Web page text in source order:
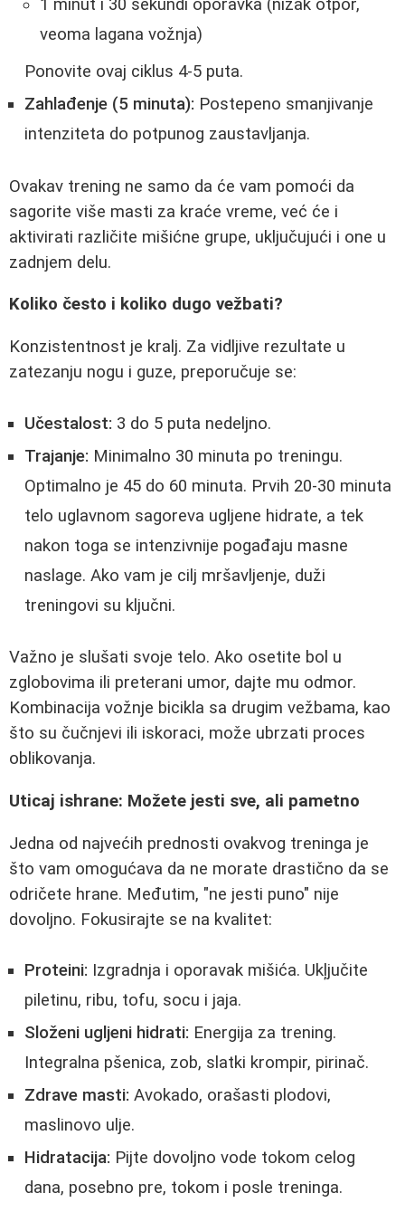
1 minut i 30 sekundi oporavka (nizak otpor,
veoma lagana vožnja)
Ponovite ovaj ciklus 4-5 puta.
Zahlađenje (5 minuta): Postepeno smanjivanje
intenziteta do potpunog zaustavljanja.
Ovakav trening ne samo da će vam pomoći da
sagorite više masti za kraće vreme, već će i
aktivirati različite mišićne grupe, uključujući i one u
zadnjem delu.
Koliko često i koliko dugo vežbati?
Konzistentnost je kralj. Za vidljive rezultate u
zatezanju nogu i guze, preporučuje se:
Učestalost: 3 do 5 puta nedeljno.
Trajanje: Minimalno 30 minuta po treningu.
Optimalno je 45 do 60 minuta. Prvih 20-30 minuta
telo uglavnom sagoreva ugljene hidrate, a tek
nakon toga se intenzivnije pogađaju masne
naslage. Ako vam je cilj mršavljenje, duži
treningovi su ključni.
Važno je slušati svoje telo. Ako osetite bol u
zglobovima ili preterani umor, dajte mu odmor.
Kombinacija vožnje bicikla sa drugim vežbama, kao
što su čučnjevi ili iskoraci, može ubrzati proces
oblikovanja.
Uticaj ishrane: Možete jesti sve, ali pametno
Jedna od najvećih prednosti ovakvog treninga je
što vam omogućava da ne morate drastično da se
odričete hrane. Međutim, "ne jesti puno" nije
dovoljno. Fokusirajte se na kvalitet:
Proteini: Izgradnja i oporavak mišića. Ukļjučite
piletinu, ribu, tofu, socu i jaja.
Složeni ugljeni hidrati: Energija za trening.
Integralna pšenica, zob, slatki krompir, pirinač.
Zdrave masti: Avokado, orašasti plodovi,
maslinovo ulje.
Hidratacija: Pijte dovoljno vode tokom celog
dana, posebno pre, tokom i posle treninga.